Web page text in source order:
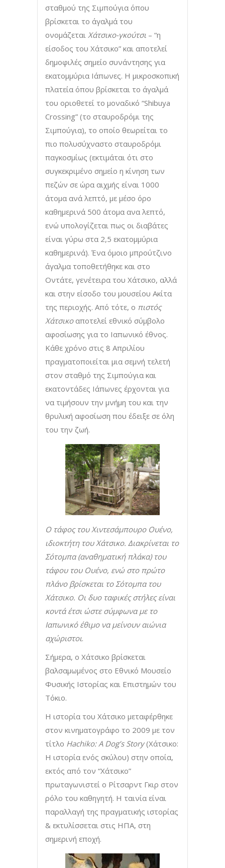
σταθμού της Σιμπούγια όπου
βρίσκεται το άγαλμά του
ονομάζεται Χάτσικο-γκούτσι – “η
είσοδος του Χάτσικο” και αποτελεί
δημοφιλές σημείο συνάντησης για
εκατομμύρια Ιάπωνες. Η μικροσκοπική
πλατεία όπου βρίσκεται το άγαλμά
του οριοθετεί το μοναδικό “Shibuya
Crossing” (το σταυροδρόμι της
Σιμπούγια), το οποίο θεωρείται το
πιο πολυσύχναστο σταυροδρόμι
παγκοσμίως (εκτιμάται ότι στο
συγκεκριμένο σημείο η κίνηση των
πεζών σε ώρα αιχμής είναι 1000
άτομα ανά λεπτό, με μέσο όρο
καθημερινά 500 άτομα ανα λεπτό,
ενώ υπολογίζεται πως οι διαβάτες
είναι γύρω στα 2,5 εκατομμύρια
καθημερινά). Ένα όμοιο μπρούτζινο
άγαλμα τοποθετήθηκε και στο
Οντάτε, γενέτειρα του Χάτσικο, αλλά
και στην είσοδο του μουσείου Ακίτα
της περιοχής. Από τότε, ο πιστός
Χάτσικοαποτελεί εθνικό σύμβολο
αφοσίωσης για το Ιαπωνικό έθνος.
Κάθε χρόνο στις 8 Απριλίου
πραγματοποιείται μια σεμνή τελετή
στον σταθμό της Σιμπούγια και
εκατοντάδες Ιάπωνες έρχονται για
να τιμήσουν την μνήμη του και την
θρυλική αφοσίωση που έδειξε σε όλη
του την ζωή.
Ο τάφος του Χιντεσάμπουρο Ουένο,
ιδιοκτήτη του Χάτσικο. Διακρίνεται το
Σότομπα (αναθηματική πλάκα) του
τάφου του Ουένο, ενώ στο πρώτο
πλάνο βρίσκεται το Σότομπα του
Χάτσικο. Οι δυο ταφικές στήλες είναι
κοντά έτσι ώστε σύμφωνα με το
Ιαπωνικό έθιμο να μείνουν αιώνια
αχώριστοι.
Σήμερα, ο Χάτσικο βρίσκεται
βαλσαμωμένος στο Εθνικό Μουσείο
Φυσικής Ιστορίας και Επιστημών του
Τόκιο.
Η ιστορία του Χάτσικο μεταφέρθηκε
στον κινηματογράφο το 2009 με τον
τίτλο Hachiko: A Dog’s Story(Χάτσικο:
Η ιστορία ενός σκύλου) στην οποία,
εκτός από τον “Χάτσικο”
πρωταγωνιστεί ο Ρίτσαρντ Γκιρ στον
ρόλο του καθηγητή. Η ταινία είναι
παραλλαγή της πραγματικής ιστορίας
& εκτυλίσσεται στις ΗΠΑ, στη
σημερινή εποχή.